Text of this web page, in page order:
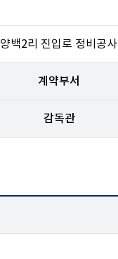
양백2리 진입로 정비공사
계약부서
감독관